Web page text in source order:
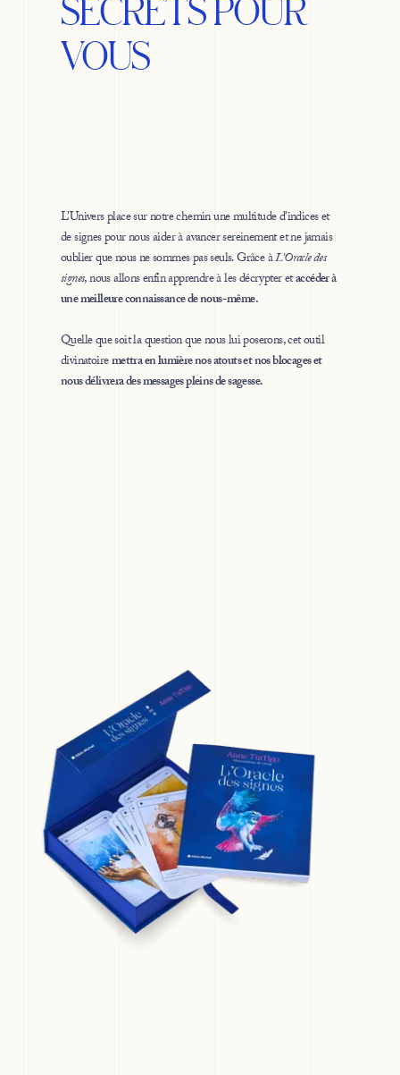
SECRETS POUR
VOUS
L’Univers place sur notre chemin une multitude d’indices et
de signes pour nous aider à avancer sereinement et ne jamais
oublier que nous ne sommes pas seuls. Grâce àL’Oracle des
signes, nous allons enfin apprendre à les décrypter etaccéder à
une meilleure connaissance de nous-même.
Quelle que soit la question que nous lui poserons, cet outil
divinatoiremettra en lumière nos atouts et nos blocages et
nous délivrera des messages pleins de sagesse.